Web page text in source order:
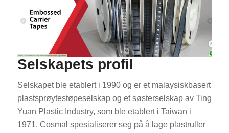
Selskapets profil
Selskapet ble etablert i 1990 og er et malaysiskbasert
plastsprøytestøpeselskap og et søsterselskap av Ting
Yuan Plastic Industry, som ble etablert i Taiwan i
1971. Cosmal spesialiserer seg på å lage plastruller